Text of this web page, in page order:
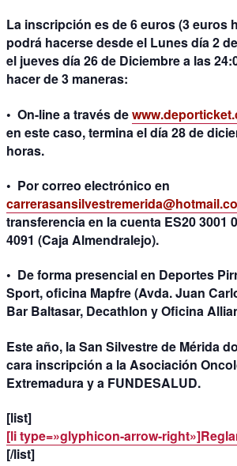
La inscripción es de 6 euros (3 euros
podrá hacerse desde el Lunes día 2
el jueves día 26 de Diciembre a las
hacer de 3 maneras:
• On-line a través de
en este caso, termina el día 28 de
horas.
• Por correo electrónico en
transferencia en la cuenta ES20 3001
4091 (Caja Almendralejo).
• De forma presencial en Deportes
Sport, oficina Mapfre (Avda. Juan
Bar Baltasar, Decathlon y Oficina
Este año, la San Silvestre de Mérida
cara inscripción a la Asociación
Extremadura y a FUNDESALUD.
[list]
[li type=»glyphicon-arrow-
[/list]